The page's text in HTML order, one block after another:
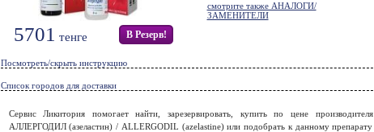
5701 тенге В Резерв!
смотрите также АНАЛОГИ/
ЗАМЕНИТЕЛИ
Посмотреть/скрыть инструкцию
Список городов для доставки
Сервис Ликитория помогает найти, зарезервировать, купить по цене производителя
АЛЛЕРГОДИЛ (азеластин) / ALLERGODIL (azelastine) или подобрать к данному препарату